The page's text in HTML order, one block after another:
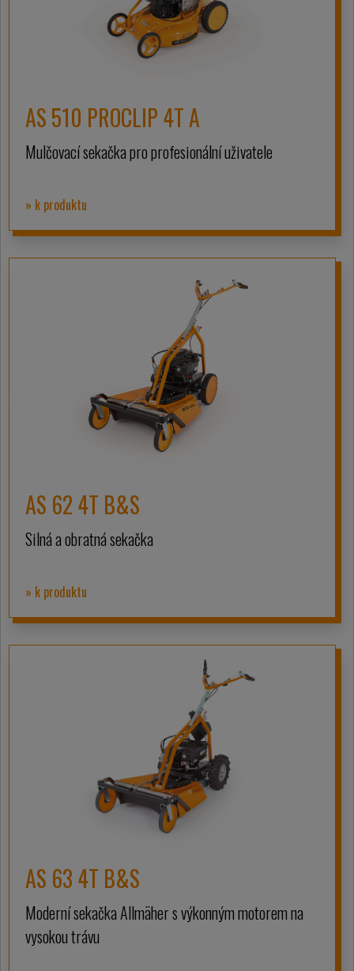
AS 510 PROCLIP 4T A
Mulčovací sekačka pro profesionální uživatele
» k produktu
AS 62 4T B&S
Silná a obratná sekačka
» k produktu
AS 63 4T B&S
Moderní sekačka Allmäher s výkonným motorem na
vysokou trávu